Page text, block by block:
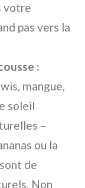
votre
pas vers la
:
mangue,
soleil
–
ou la
de
Non